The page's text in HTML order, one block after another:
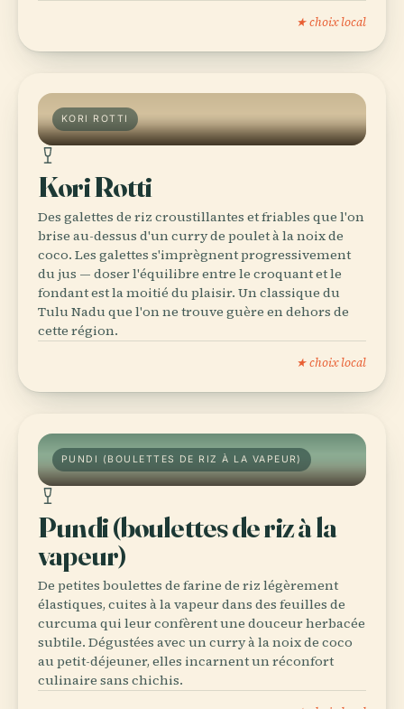
★ choix local
KORI ROTTI
Kori Rotti
Des galettes de riz croustillantes et friables que l'on
brise au-dessus d'un curry de poulet à la noix de
coco. Les galettes s'imprègnent progressivement
du jus — doser l'équilibre entre le croquant et le
fondant est la moitié du plaisir. Un classique du
Tulu Nadu que l'on ne trouve guère en dehors de
cette région.
★ choix local
PUNDI (BOULETTES DE RIZ À LA VAPEUR)
Pundi (boulettes de riz à la
vapeur)
De petites boulettes de farine de riz légèrement
élastiques, cuites à la vapeur dans des feuilles de
curcuma qui leur confèrent une douceur herbacée
subtile. Dégustées avec un curry à la noix de coco
au petit-déjeuner, elles incarnent un réconfort
culinaire sans chichis.